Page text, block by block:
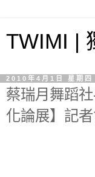
TWIMI |
2010年4月1日 星期四
蔡瑞月舞蹈
化論展】記